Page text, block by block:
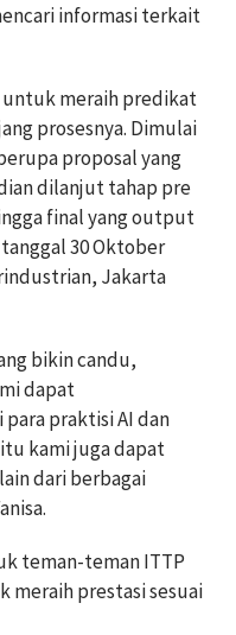
informasi terkait
untuk meraih predikat
prosesnya. Dimulai
proposal yang
dilanjut tahap pre
final yang output
30 Oktober
Jakarta
bikin candu,
dapat
praktisi AI dan
kami juga dapat
dari berbagai
teman-teman ITTP
prestasi sesuai